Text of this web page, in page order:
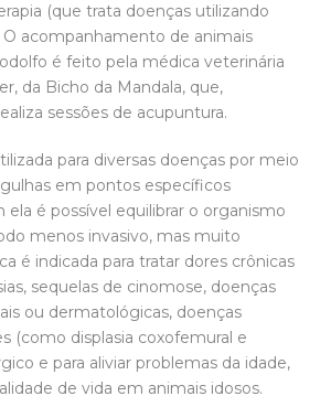
(que trata doenças utilizando
O acompanhamento de animais
é feito pela médica veterinária
da Bicho da Mandala, que,
sessões de acupuntura.
para diversas doenças por meio
em pontos específicos
ela é possível equilibrar o organismo
menos invasivo, mas muito
é indicada para tratar dores crônicas
sequelas de cinomose, doenças
ou dermatológicas, doenças
(como displasia coxofemural e
e para aliviar problemas da idade,
de vida em animais idosos.